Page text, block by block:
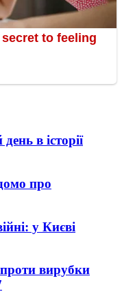
в історії
про
у Києві
вирубки